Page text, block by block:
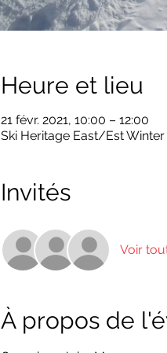
Heure et lieu
21 févr. 2021, 10:00 – 12:00
Ski Heritage East/Est Winter
Invités
Voir
À propos de